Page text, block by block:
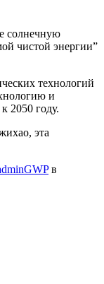
солнечную
чистой энергии”
технологий
и
2050 году.
эта
в